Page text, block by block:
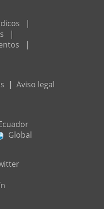
|
|
|
| Aviso legal
Global